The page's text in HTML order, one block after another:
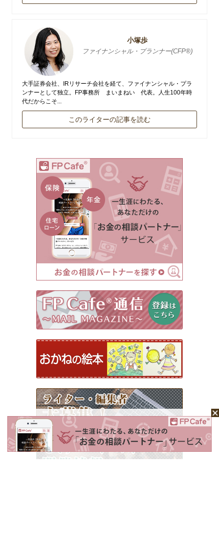
小塚歩
ファイナンシャル・プランナー(CFP®)
大手証券会社、IRリサーチ会社を経て、ファイナンシャル・プラ
ンナーとして独立。FP事務所 まいまねい 代表。人生100年時
代だからこそ...
このライターの記事を読む